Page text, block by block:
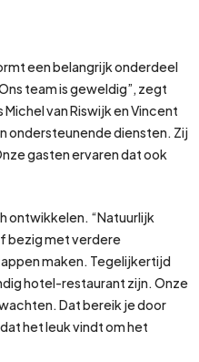
een belangrijk onderdeel
team is geweldig”, zegt
van Riswijk en Vincent
ondersteunende diensten. Zij
gasten ervaren dat ook
ontwikkelen. “Natuurlijk
bezig met verdere
maken. Tegelijkertijd
hotel-restaurant zijn. Onze
Dat bereik je door
het leuk vindt om het